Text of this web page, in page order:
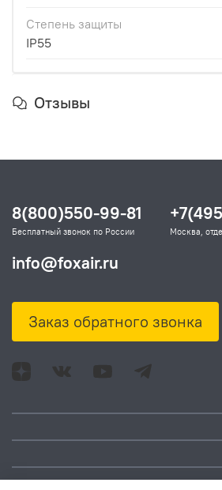
Степень защиты
IP55
Отзывы
8(800)550-99-81
Бесплатный звонок по России Москва,
info@foxair.ru
Заказ обратного звонка